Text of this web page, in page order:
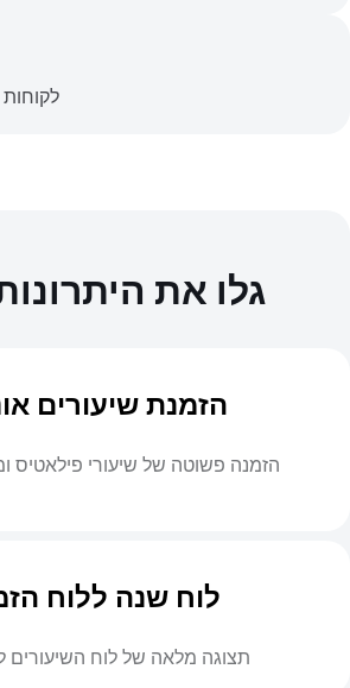
לקוחות
גלו את
הזמנת שיעורים
הזמנה פשוטה של שיעורי פילאטיס
לוח שנה ללוח
תצוגה מלאה של לוח השיעורים